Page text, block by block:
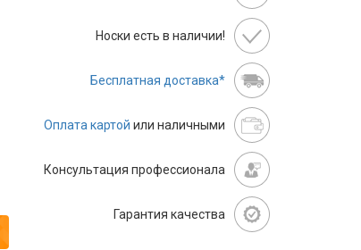
Носки есть в наличии!
Бесплатная доставка*
Оплата картой или наличными
Консультация профессионала
Гарантия качества